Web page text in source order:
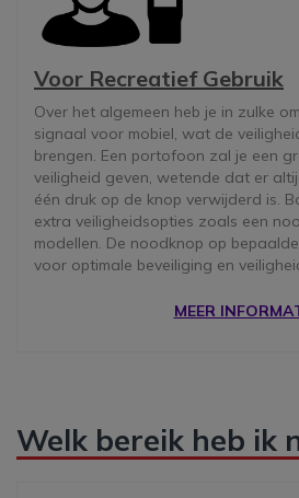
Voor Recreatief Gebruik
Over het algemeen heb je in zulke
signaal voor mobiel, wat de
brengen. Een portofoon zal je een
veiligheid geven, wetende dat er
één druk op de knop verwijderd is.
extra veiligheidsopties zoals een
modellen. De noodknop op
voor optimale beveiliging en
MEER
Welk bereik heb ik